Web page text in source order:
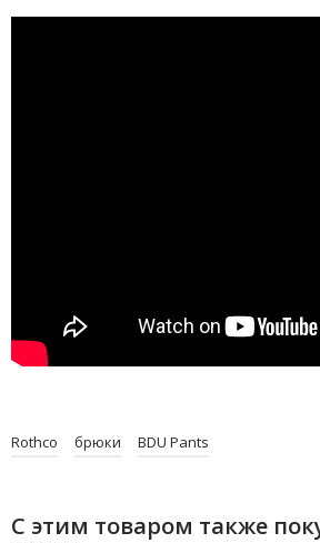
Rothco брюки BDU Pants
С этим товаром также